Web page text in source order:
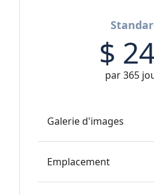
$
par 365
Galerie d'images
Emplacement